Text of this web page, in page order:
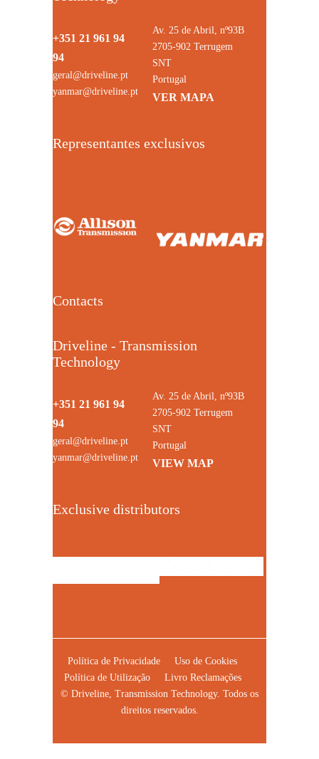
+351 21 961 94
94
geral@driveline.pt
yanmar@driveline.pt
Av. 25 de Abril, nº93B
2705-902 Terrugem
SNT
Portugal
VER MAPA
Representantes exclusivos
Contacts
Driveline - Transmission
Technology
+351 21 961 94
94
geral@driveline.pt
yanmar@driveline.pt
Av. 25 de Abril, nº93B
2705-902 Terrugem
SNT
Portugal
VIEW MAP
Exclusive distributors
Política de Privacidade
Uso de Cookies
Política de Utilização
Livro Reclamações
© Driveline, Transmission Technology. Todos os
direitos reservados.